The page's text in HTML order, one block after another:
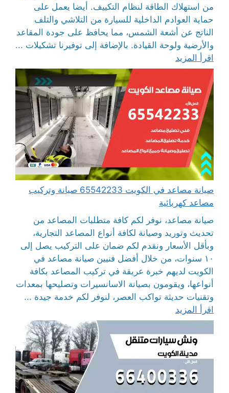
من استهلاك الطاقة لنظام التكييف. أيضا يعمل على
حماية العوادم الداخلية للسيارة من التلاشي والتلف
الناتج عن أشعة الشمس، مما يحافظ على جودة المقاعد
والأرضية ولوحة القيادة. بالإضافة إلى توفيرنا تشكيلات ...
اقرأ المزيد
صيانة مصاعد في الكويت 65542233 صيانة وتركيب
مصاعد كهربائية
صيانة مصاعد، نوفر لكم كافة متطلبات المصاعد من
تحديث وتوريد وصيانة لكافة أنواع المصاعد التجارية،
وبأقل الأسعار ونقدم لكم ضمان على التركيب يصل إلى
١٠ سنوات، من خلال أفضل فنيين صيانة مصاعد في
الكويت لديهم خبرة عريقة في تركيب المصاعد بكافة
أنواعها، ويقومون بصيانة الاسانسيرات وتصليحها بمعدات
وتقنيات حديثة تواكب العصر، لنوفر لكم خدمة جيدة ...
اقرأ المزيد